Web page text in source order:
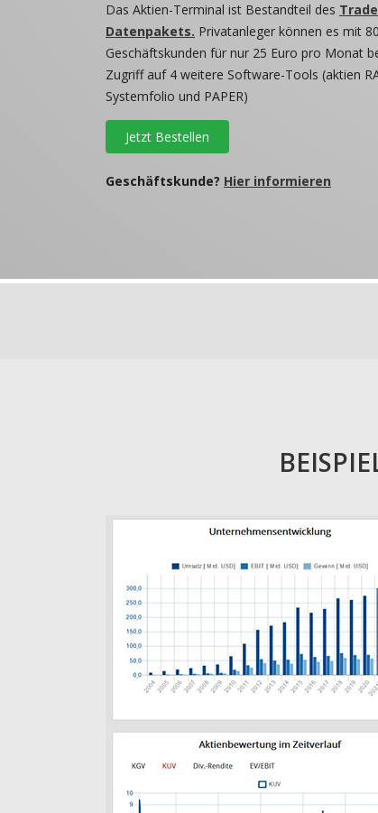
Das Aktien-Terminal ist Bestandteil des
Datenpakets. Privatanleger können es mit
Geschäftskunden für nur 25 Euro pro Monat
Zugriff auf 4 weitere Software-Tools (aktien
Systemfolio und PAPER)
Jetzt Bestellen
Geschäftskunde? Hier informieren